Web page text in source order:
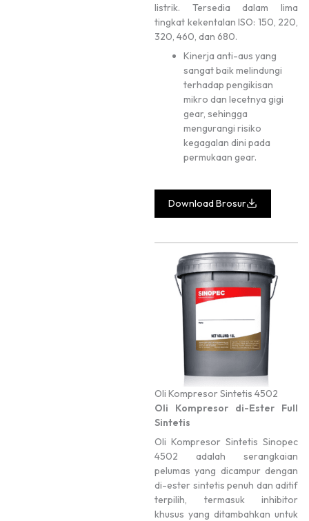
listrik. Tersedia dalam lima
tingkat kekentalan ISO: 150, 220,
320, 460, dan 680.
Kinerja anti-aus yang
sangat baik melindungi
terhadap pengikisan
mikro dan lecetnya gigi
gear, sehingga
mengurangi risiko
kegagalan dini pada
permukaan gear.
Download Brosur
Oli Kompresor Sintetis 4502
Oli Kompresor di-Ester Full
Sintetis
Oli Kompresor Sintetis Sinopec
4502 adalah serangkaian
pelumas yang dicampur dengan
di-ester sintetis penuh dan aditif
terpilih, termasuk inhibitor
khusus yang ditambahkan untuk